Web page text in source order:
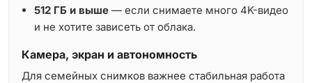
512 ГБ и выше — если снимаете много 4K-видео
и не хотите зависеть от облака.
Камера, экран и автономность
Для семейных снимков важнее стабильная работа